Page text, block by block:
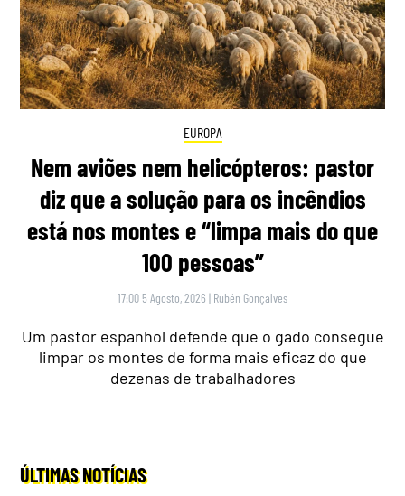
EUROPA
Nem aviões nem helicópteros: pastor
diz que a solução para os incêndios
está nos montes e “limpa mais do que
100 pessoas”
17:00 5 Agosto, 2026 | Rubén Gonçalves
Um pastor espanhol defende que o gado consegue
limpar os montes de forma mais eficaz do que
dezenas de trabalhadores
ÚLTIMAS NOTÍCIAS